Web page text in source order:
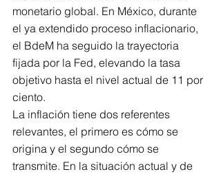
monetario global. En México, durante
el ya extendido proceso inflacionario,
el BdeM ha seguido la trayectoria
fijada por la Fed, elevando la tasa
objetivo hasta el nivel actual de 11 por
ciento.
La inflación tiene dos referentes
relevantes, el primero es cómo se
origina y el segundo cómo se
transmite. En la situación actual y de